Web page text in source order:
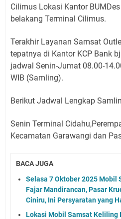
Cilimus Lokasi Kantor
belakang Terminal Cilimus.
Terakhir Layanan Samsat
tepatnya di Kantor KCP Bank
jadwal Senin-Jumat 08.00-
WIB (Samling).
Berikut Jadwal Lengkap
Senin Terminal
Kecamatan Garawangi dan
BACA JUGA
Selasa 7 Oktober 2025 Mobil
Fajar Mandirancan, Pasar
Ciniru, Ini Persyaratan yang
Lokasi Mobil Samsat Keliling